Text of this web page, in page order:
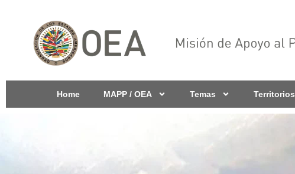
Home MAPP / OEA Temas Territorios